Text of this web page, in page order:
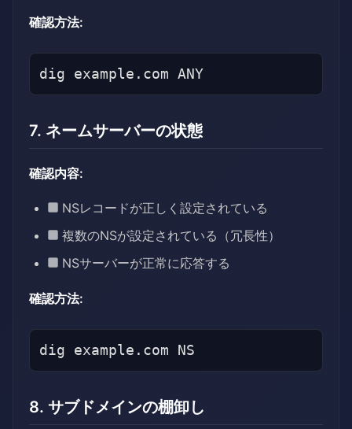
確認方法:
7. ネームサーバーの状態
確認内容:
NSレコードが正しく設定されている
複数のNSが設定されている（冗長性）
NSサーバーが正常に応答する
確認方法:
8. サブドメインの棚卸し